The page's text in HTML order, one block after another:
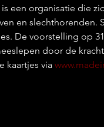
is een organisatie die
en slechthorenden.
De voorstelling op
door de
kaartjes via